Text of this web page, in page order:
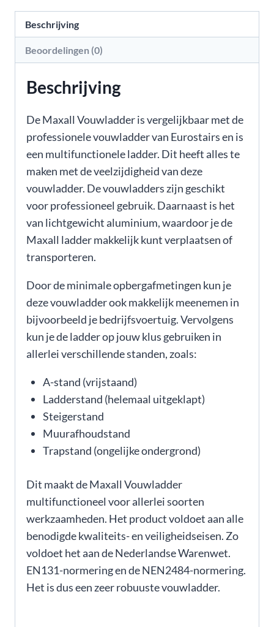
Beschrijving
Beoordelingen (0)
Beschrijving
De Maxall Vouwladder is vergelijkbaar met de
professionele vouwladder van Eurostairs en is
een multifunctionele ladder. Dit heeft alles te
maken met de veelzijdigheid van deze
vouwladder. De vouwladders zijn geschikt
voor professioneel gebruik. Daarnaast is het
van lichtgewicht aluminium, waardoor je de
Maxall ladder makkelijk kunt verplaatsen of
transporteren.
Door de minimale opbergafmetingen kun je
deze vouwladder ook makkelijk meenemen in
bijvoorbeeld je bedrijfsvoertuig. Vervolgens
kun je de ladder op jouw klus gebruiken in
allerlei verschillende standen, zoals:
A-stand (vrijstaand)
Ladderstand (helemaal uitgeklapt)
Steigerstand
Muurafhoudstand
Trapstand (ongelijke ondergrond)
Dit maakt de Maxall Vouwladder
multifunctioneel voor allerlei soorten
werkzaamheden. Het product voldoet aan alle
benodigde kwaliteits- en veiligheidseisen. Zo
voldoet het aan de Nederlandse Warenwet.
EN131-normering en de NEN2484-normering.
Het is dus een zeer robuuste vouwladder.